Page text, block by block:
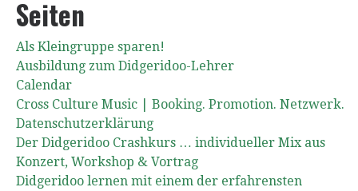
Seiten
Als Kleingruppe sparen!
Ausbildung zum Didgeridoo-Lehrer
Calendar
Cross Culture Music | Booking. Promotion. Netzwerk.
Datenschutzerklärung
Der Didgeridoo Crashkurs … individueller Mix aus
Konzert, Workshop & Vortrag
Didgeridoo lernen mit einem der erfahrensten